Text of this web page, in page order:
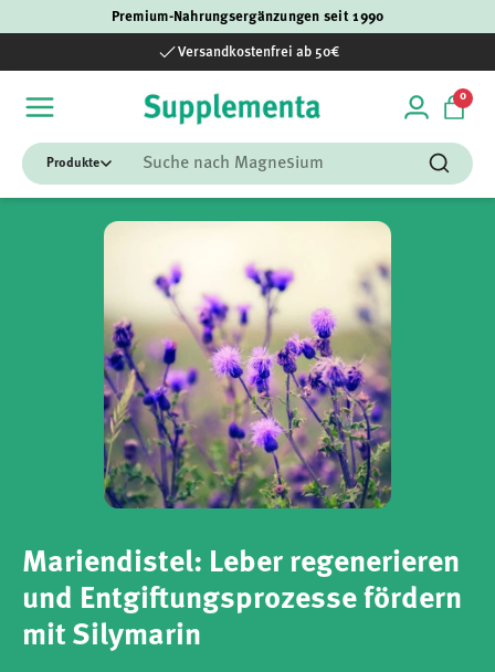
Premium-Nahrungsergänzungen seit 1990
Versandkostenfrei ab 50€
Einloggen
00
Suchen
Suchen
Mariendistel: Leber regenerieren
und Entgiftungsprozesse fördern
mit Silymarin